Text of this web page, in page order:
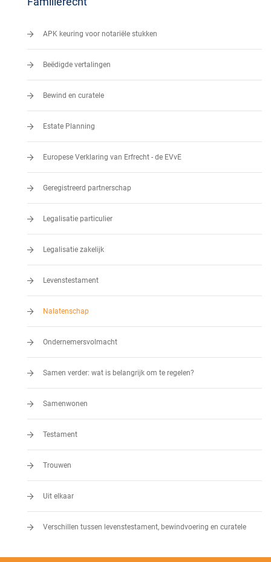
APK keuring voor notariële stukken
Beëdigde vertalingen
Bewind en curatele
Estate Planning
Europese Verklaring van Erfrecht - de EVvE
Geregistreerd partnerschap
Legalisatie particulier
Legalisatie zakelijk
Levenstestament
Nalatenschap
Ondernemersvolmacht
Samen verder: wat is belangrijk om te regelen?
Samenwonen
Testament
Trouwen
Uit elkaar
Verschillen tussen levenstestament, bewindvoering en curatele